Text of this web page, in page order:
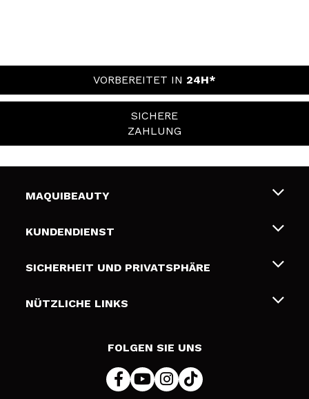
VORBEREITET IN 24H*
SICHERE
ZAHLUNG
MAQUIBEAUTY
Über uns
Geschenkkarten
KUNDENDIENST
Liefer- und Versandkosten
Zahlung
SICHERHEIT UND PRIVATSPHÄRE
Bedingungen und Datenschutz
NÜTZLICHE LINKS
FOLGEN SIE UNS